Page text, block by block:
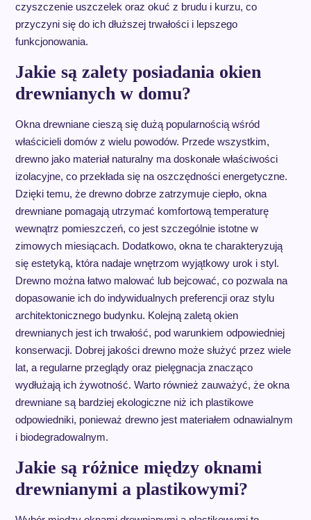
czyszczenie uszczelek oraz okuć z brudu i kurzu, co
przyczyni się do ich dłuższej trwałości i lepszego
funkcjonowania.
Jakie są zalety posiadania okien
drewnianych w domu?
Okna drewniane cieszą się dużą popularnością wśród
właścicieli domów z wielu powodów. Przede wszystkim,
drewno jako materiał naturalny ma doskonałe właściwości
izolacyjne, co przekłada się na oszczędności energetyczne.
Dzięki temu, że drewno dobrze zatrzymuje ciepło, okna
drewniane pomagają utrzymać komfortową temperaturę
wewnątrz pomieszczeń, co jest szczególnie istotne w
zimowych miesiącach. Dodatkowo, okna te charakteryzują
się estetyką, która nadaje wnętrzom wyjątkowy urok i styl.
Drewno można łatwo malować lub bejcować, co pozwala na
dopasowanie ich do indywidualnych preferencji oraz stylu
architektonicznego budynku. Kolejną zaletą okien
drewnianych jest ich trwałość, pod warunkiem odpowiedniej
konserwacji. Dobrej jakości drewno może służyć przez wiele
lat, a regularne przeglądy oraz pielęgnacja znacząco
wydłużają ich żywotność. Warto również zauważyć, że okna
drewniane są bardziej ekologiczne niż ich plastikowe
odpowiedniki, ponieważ drewno jest materiałem odnawialnym
i biodegradowalnym.
Jakie są różnice między oknami
drewnianymi a plastikowymi?